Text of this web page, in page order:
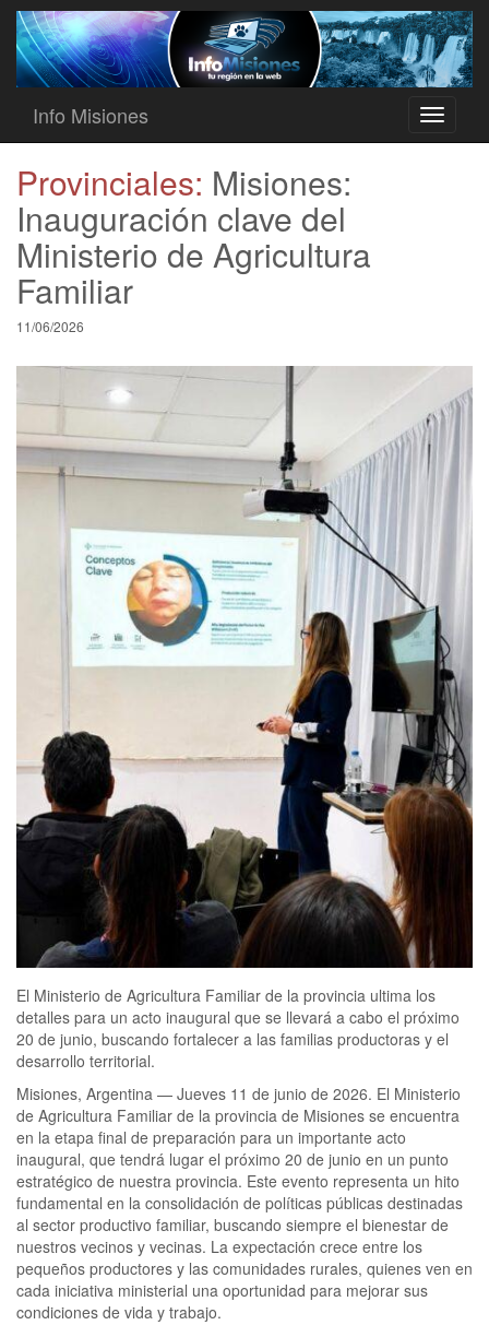
Toggle
Info Misiones
Provinciales: Misiones:
Inauguración clave del
Ministerio de Agricultura
Familiar
11/06/2026
El Ministerio de Agricultura Familiar de la provincia ultima los
detalles para un acto inaugural que se llevará a cabo el próximo
20 de junio, buscando fortalecer a las familias productoras y el
desarrollo territorial.
Misiones, Argentina — Jueves 11 de junio de 2026. El Ministerio
de Agricultura Familiar de la provincia de Misiones se encuentra
en la etapa final de preparación para un importante acto
inaugural, que tendrá lugar el próximo 20 de junio en un punto
estratégico de nuestra provincia. Este evento representa un hito
fundamental en la consolidación de políticas públicas destinadas
al sector productivo familiar, buscando siempre el bienestar de
nuestros vecinos y vecinas. La expectación crece entre los
pequeños productores y las comunidades rurales, quienes ven en
cada iniciativa ministerial una oportunidad para mejorar sus
condiciones de vida y trabajo.